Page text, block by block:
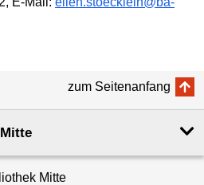
zum Seitenanfang
Mitte